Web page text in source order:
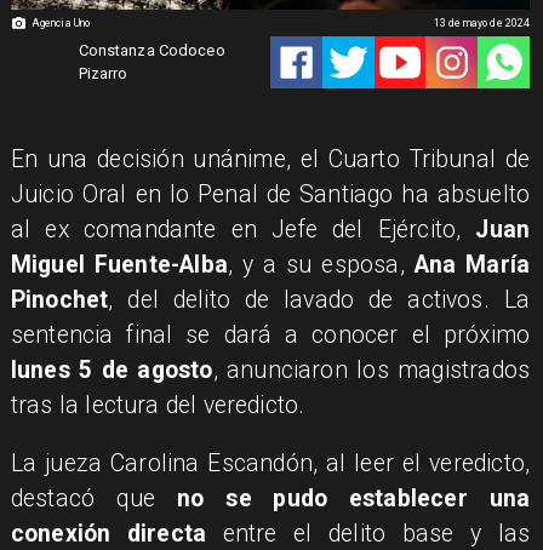
Agencia Uno
Constanza Codoceo
Pizarro
13 de mayo de 2024
En una decisión unánime, el Cuarto Tribunal de
Juicio Oral en lo Penal de Santiago ha absuelto
al ex comandante en Jefe del Ejército, Juan
Miguel Fuente-Alba, y a su esposa,Ana María
Pinochet, del delito de lavado de activos. La
sentencia final se dará a conocer el próximo
lunes 5 de agosto, anunciaron los magistrados
tras la lectura del veredicto.
La jueza Carolina Escandón, al leer el veredicto,
destacó que no se pudo establecer una
conexión directa entre el delito base y las